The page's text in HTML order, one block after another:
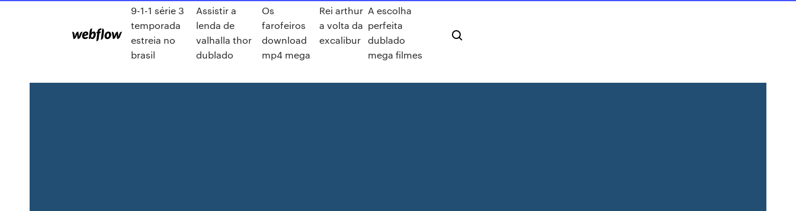
9-1-1 série 3
temporada
estreia no
brasil
Assistir a
lenda de
valhalla thor
dublado
Os
farofeiros
download
mp4 mega
Rei arthur
a volta da
excalibur
A escolha
perfeita
dublado
mega filmes